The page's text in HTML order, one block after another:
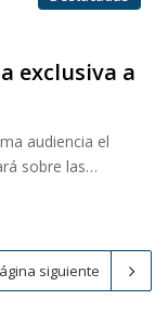
exclusiva a
audiencia el
sobre las…
siguiente